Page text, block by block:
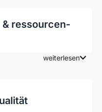
& res­sourcen­
weiterlesen